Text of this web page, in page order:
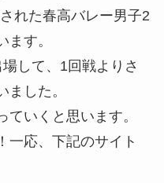
れた春高バレー男子2
ます。
して、1回戦よりさ
ました。
いくと思います。
一応、下記のサイト